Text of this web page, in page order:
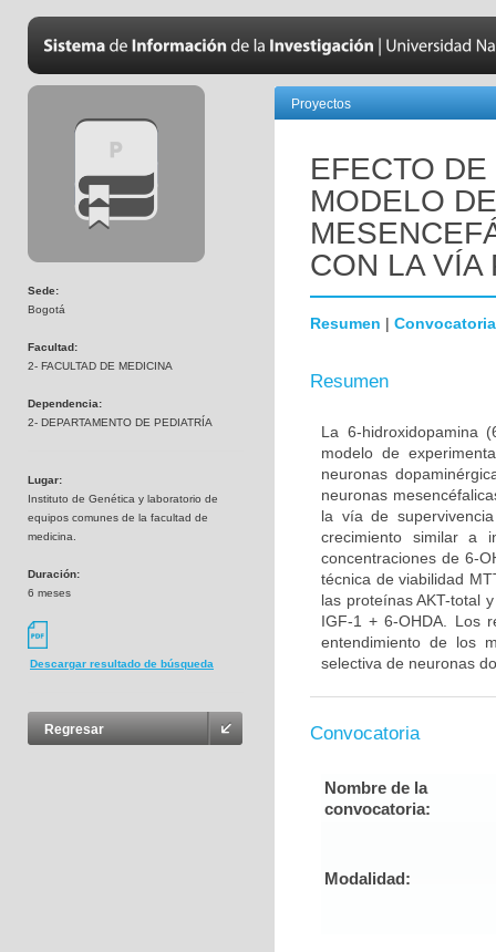
Sede:
Bogotá
Facultad:
2- FACULTAD DE MEDICINA
Dependencia:
2- DEPARTAMENTO DE PEDIATRÍA
Lugar:
Instituto de Genética y laboratorio de
equipos comunes de la facultad de
medicina.
Duración:
6 meses
Descargar resultado de búsqueda
Regresar
Proyectos
EFECTO
MODELO
CON LA VÍA
Resumen | Convocatoria
Resumen
La 6-hidroxidopamina
modelo de
neuronas
neuronas
la vía de
crecimiento similar a
concentraciones de 6-
técnica de viabilidad
las proteínas AKT-total
IGF-1 + 6-OHDA. Los
entendimiento de los
selectiva de neuronas
Convocatoria
Nombre de la
convocatoria:
Modalidad: